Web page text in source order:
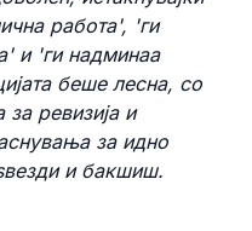
работа', 'ги
и 'ги надминаа
беше лесна, со
ревизија и
за идно
и бакшиш.